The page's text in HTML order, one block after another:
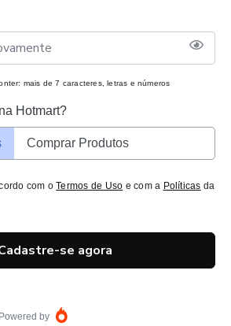
mais de 7 caracteres, letras e números
Hotmart?
Comprar Produtos
com oTermos de Uso e com a Políticas da
se agora
Powered by